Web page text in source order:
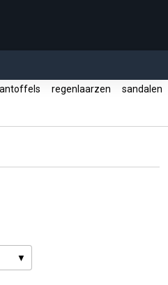
regenlaarzen
sandalen